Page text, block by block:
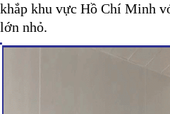
khắp khu vực Hồ Chí Minh
lớn nhỏ.